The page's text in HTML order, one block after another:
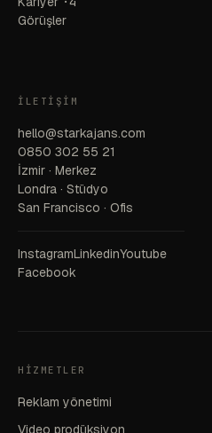
Görüşler
İLETIŞIM
hello@starkajans.com
0850 302 55 21
İzmir · Merkez
Londra · Stüdyo
San Francisco · Ofis
InstagramLinkedinYoutube
Facebook
HIZMETLER
Reklam yönetimi
Video prodüksiyon